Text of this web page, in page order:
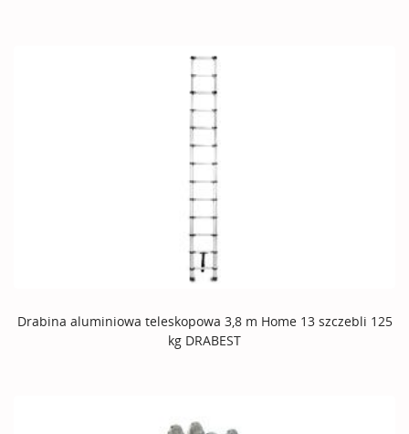
Drabina aluminiowa teleskopowa 3,8 m Home 13 szczebli 125
kg DRABEST